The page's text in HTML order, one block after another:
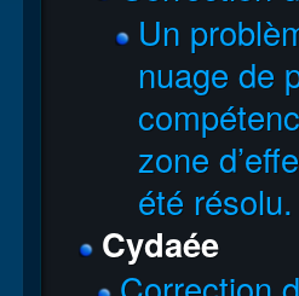
Un
nuage de
zone
été résolu.
Cydaée